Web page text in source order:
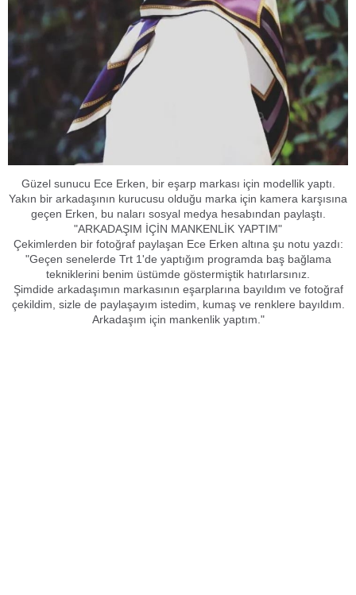
Güzel sunucu Ece Erken, bir eşarp markası için modellik yaptı.
Yakın bir arkadaşının kurucusu olduğu marka için kamera karşısına
geçen Erken, bu naları sosyal medya hesabından paylaştı.
"ARKADAŞIM İÇİN MANKENLİK YAPTIM"
Çekimlerden bir fotoğraf paylaşan Ece Erken altına şu notu yazdı:
"Geçen senelerde Trt 1'de yaptığım programda baş bağlama
tekniklerini benim üstümde göstermiştik hatırlarsınız.
Şimdide arkadaşımın markasının eşarplarına bayıldım ve fotoğraf
çekildim, sizle de paylaşayım istedim, kumaş ve renklere bayıldım.
Arkadaşım için mankenlik yaptım."